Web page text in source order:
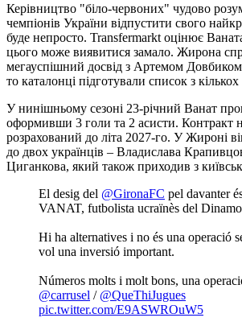
Керівництво "біло-червоних" чудово
чемпіонів України відпустити свого
буде непросто. Transfermarkt оцінює
цього може виявитися замало. Жирона
мегауспішний досвід з Артемом
то каталонці підготували список з
У нинішньому сезоні 23-річний Ванат
оформивши 3 голи та 2 асисти. Контракт
розрахований до літа 2027-го. У Жироні
до двох українців – Владислава
Циганкова, який також приходив з
El desig del @GironaFC pel davanter
VANAT, futbolista ucraïnès del
Hi ha alternatives i no és una operació
vol una inversió important.
Números molts i molt bons, una
@carrusel / @QueThiJugues
pic.twitter.com/E9ASWROuW5